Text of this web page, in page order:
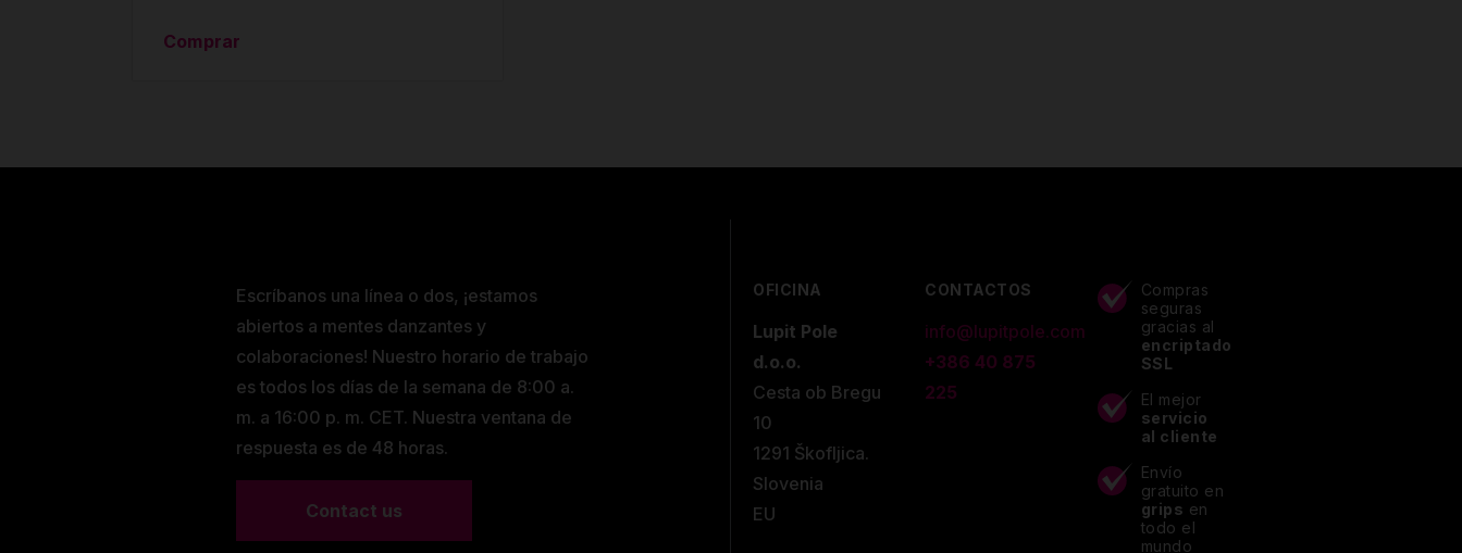
Comprar
Escríbanos una línea o dos, ¡estamos
abiertos a mentes danzantes y
colaboraciones! Nuestro horario de trabajo
es todos los días de la semana de 8:00 a.
m. a 16:00 p. m. CET. Nuestra ventana de
respuesta es de 48 horas.
Contact us
OFICINA
Lupit Pole
d.o.o.
Cesta ob Bregu
10
1291 Škofljica.
Slovenia
EU
CONTACTOS
info@lupitpole.com
+386 40 875
225
Compras
seguras
gracias al
encriptado
SSL
El mejor
servicio
al cliente
Envío
gratuito en
grips en
todo el
mundo